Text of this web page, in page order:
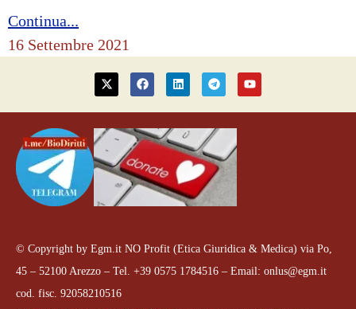
Continua...
16 Settembre 2021
© Copyright by Egm.it NO Profit (Etica Giuridica & Medica) via Po,
45 – 52100 Arezzo – Tel. +39 0575 1784516 – Email: onlus@egm.it
cod. fisc. 92058210516